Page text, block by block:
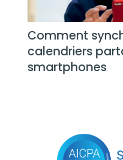
Comment
calendriers
smartphones